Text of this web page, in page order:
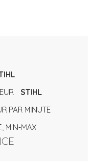
STIHL
PAR MINUTE
MIN-MAX